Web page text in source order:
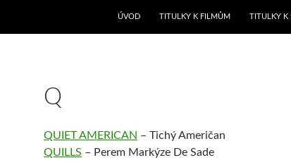
ÚVOD
TITULKY K FILMŮM TITULKY K
Q
QUIET AMERICAN – Tichý Američan
QUILLS – Perem Markýze De Sade